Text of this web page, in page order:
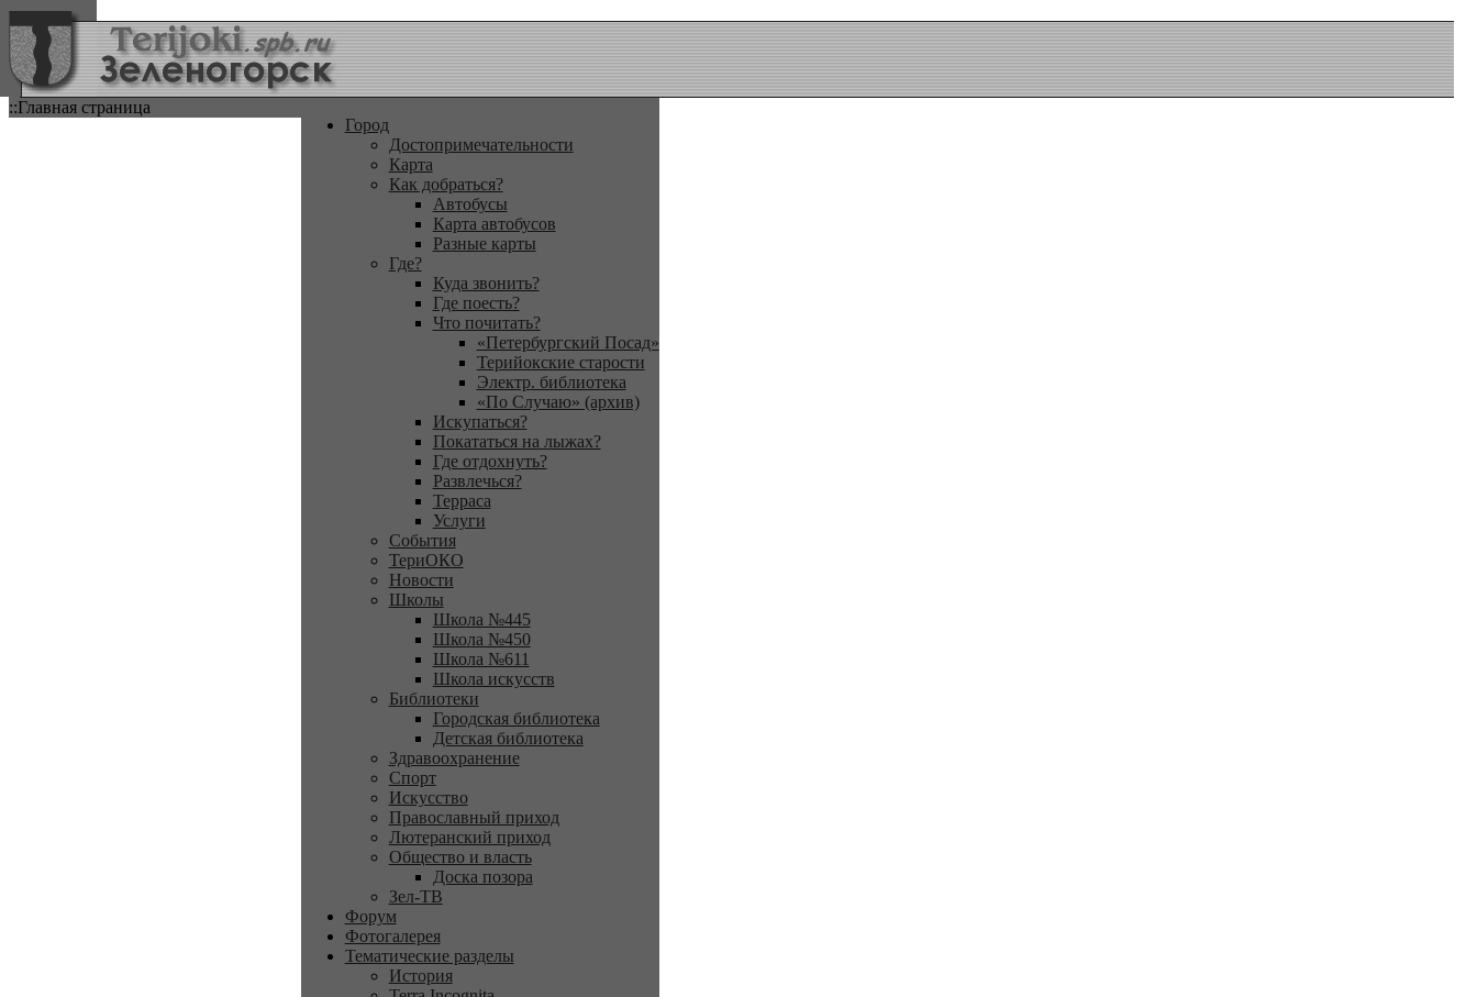
::Главная страница
Город
Достопримечательности
Карта
Как добраться?
Автобусы
Карта автобусов
Разные карты
Где?
Куда звонить?
Где поесть?
Что почитать?
«Петербургский Посад»
Терийокские старости
Электр. библиотека
«По Случаю» (архив)
Искупаться?
Покататься на лыжах?
Где отдохнуть?
Развлечься?
Терраса
Услуги
События
ТериОКО
Новости
Школы
Школа №445
Школа №450
Школа №611
Школа искусств
Библиотеки
Городская библиотека
Детская библиотека
Здравоохранение
Спорт
Искусство
Православный приход
Лютеранский приход
Общество и власть
Доска позора
Зел-ТВ
Форум
Фотогалерея
Тематические разделы
История